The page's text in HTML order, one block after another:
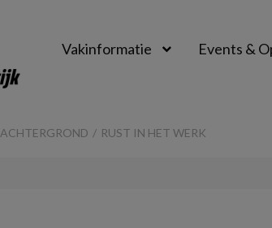
Vakinformatie Events &
ACHTERGROND RUST IN HET WERK